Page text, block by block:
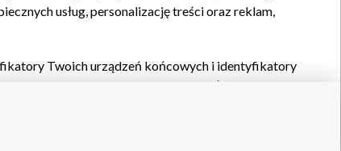
usług, personalizację treści oraz reklam,
Twoich urządzeń końcowych i identyfikatory
oraz pozostałych
reklam, wyboru spersonalizowanych
pomiaru wydajności reklam, pomiaru wydajności
zapobiegania oszustwom i usuwania